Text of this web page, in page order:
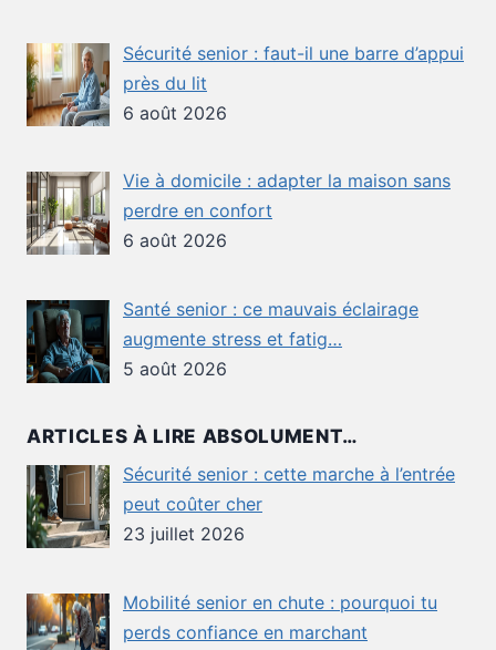
Sécurité senior : faut-il une barre d’appui
près du lit
6 août 2026
Vie à domicile : adapter la maison sans
perdre en confort
6 août 2026
Santé senior : ce mauvais éclairage
augmente stress et fatig…
5 août 2026
ARTICLES À LIRE ABSOLUMENT…
Sécurité senior : cette marche à l’entrée
peut coûter cher
23 juillet 2026
Mobilité senior en chute : pourquoi tu
perds confiance en marchant